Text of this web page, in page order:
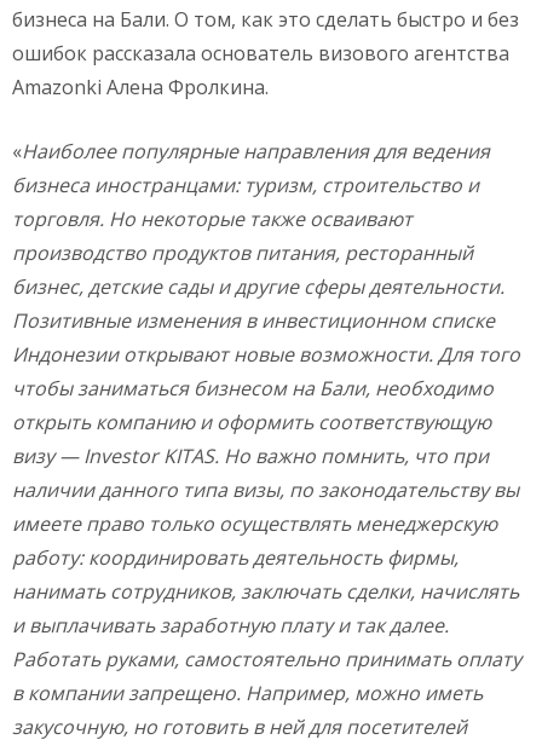
бизнеса на Бали. О том, как это сделать быстро и без
ошибок рассказала основатель визового агентства
Amazonki Алена Фролкина.
«Наиболее популярные направления для ведения
бизнеса иностранцами: туризм, строительство и
торговля. Но некоторые также осваивают
производство продуктов питания, ресторанный
бизнес, детские сады и другие сферы деятельности.
Позитивные изменения в инвестиционном списке
Индонезии открывают новые возможности. Для того
чтобы заниматься бизнесом на Бали, необходимо
открыть компанию и оформить соответствующую
визу — Investor KITAS. Но важно помнить, что при
наличии данного типа визы, по законодательству вы
имеете право только осуществлять менеджерскую
работу: координировать деятельность фирмы,
нанимать сотрудников, заключать сделки, начислять
и выплачивать заработную плату и так далее.
Работать руками, самостоятельно принимать оплату
в компании запрещено. Например, можно иметь
закусочную, но готовить в ней для посетителей